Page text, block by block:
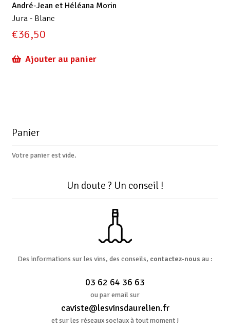
André-Jean et Héléana Morin
Jura - Blanc
€36,50
Ajouter au panier
Panier
Votre panier est vide.
Un doute ? Un conseil !
Des informations sur les vins, des conseils, contactez-nous au :
03 62 64 36 63
ou par email sur
caviste@lesvinsdaurelien.fr
et sur les réseaux sociaux à tout moment !